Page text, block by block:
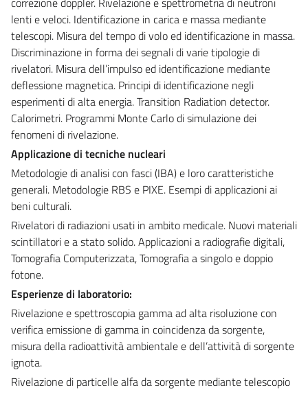
lenti e veloci. Identificazione in carica e massa mediante
telescopi. Misura del tempo di volo ed identificazione in massa.
Discriminazione in forma dei segnali di varie tipologie di
rivelatori. Misura dell’impulso ed identificazione mediante
deflessione magnetica. Principi di identificazione negli
esperimenti di alta energia. Transition Radiation detector.
Calorimetri. Programmi Monte Carlo di simulazione dei
fenomeni di rivelazione.
Applicazione di tecniche nucleari
Metodologie di analisi con fasci (IBA) e loro caratteristiche
generali. Metodologie RBS e PIXE. Esempi di applicazioni ai
beni culturali.
Rivelatori di radiazioni usati in ambito medicale. Nuovi materiali
scintillatori e a stato solido. Applicazioni a radiografie digitali,
Tomografia Computerizzata, Tomografia a singolo e doppio
fotone.
Esperienze di laboratorio:
Rivelazione e spettroscopia gamma ad alta risoluzione con
verifica emissione di gamma in coincidenza da sorgente,
misura della radioattività ambientale e dell’attività di sorgente
ignota.
Rivelazione di particelle alfa da sorgente mediante telescopio